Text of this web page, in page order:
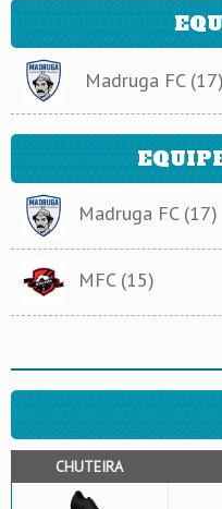
Madruga FC (17)
Madruga FC (17)
MFC (15)
CHUTEIRA